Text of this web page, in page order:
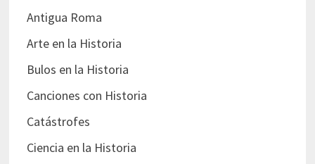
Antigua Roma
Arte en la Historia
Bulos en la Historia
Canciones con Historia
Catástrofes
Ciencia en la Historia